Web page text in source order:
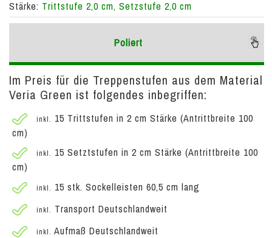
Stärke: Trittstufe 2,0 cm, Setzstufe 2,0 cm
Poliert
Im Preis für die Treppenstufen aus dem Material
Veria Green ist folgendes inbegriffen:
inkl. 15 Trittstufen in 2 cm Stärke (Antrittbreite 100
cm)
inkl. 15 Setztstufen in 2 cm Stärke (Antrittbreite 100
cm)
inkl. 15 stk. Sockelleisten 60,5 cm lang
inkl. Transport Deutschlandweit
inkl. Aufmaß Deutschlandweit